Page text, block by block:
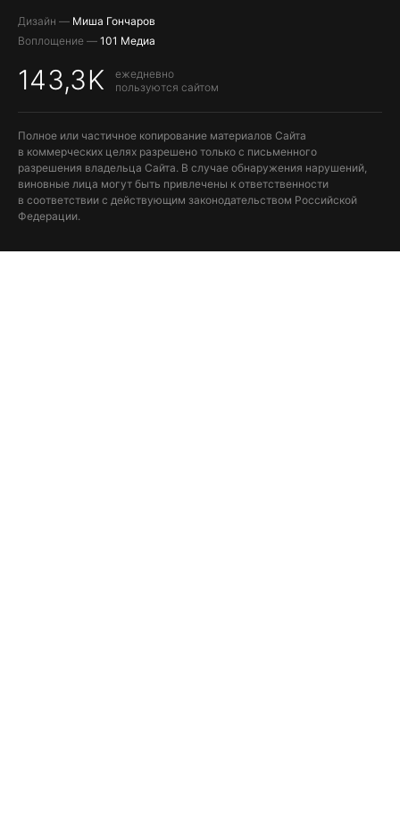
Дизайн — Миша Гончаров
Воплощение — 101 Медиа
143,3K
ежедневно
пользуются сайтом
Полное или частичное копирование материалов Сайта
в коммерческих целях разрешено только с письменного
разрешения владельца Сайта. В случае обнаружения нарушений,
виновные лица могут быть привлечены к ответственности
в соответствии с действующим законодательством Российской
Федерации.